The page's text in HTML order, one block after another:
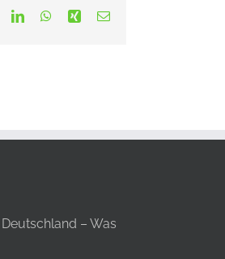
LinkedInWhatsApp
Xing E-
– Was